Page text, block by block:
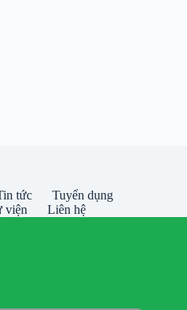
tức
Tuyển dụng
viện Liên hệ